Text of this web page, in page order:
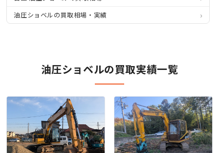
油圧ショベルの買取相場・実績
油圧ショベルの買取実績一覧